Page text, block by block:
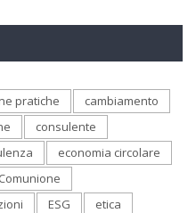
pratiche
cambiamento
consulente
economia circolare
ESG
etica